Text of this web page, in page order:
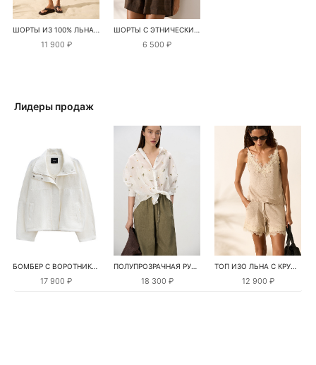
ШОРТЫ ИЗ 100% ЛЬНА С ВЫСОКОЙ ПОСАДКОЙ
11 900 ₽
ШОРТЫ С ЭТНИЧЕСКИМ ПРИНТОМ
6 500 ₽
Лидеры продаж
БОМБЕР С ВОРОТНИКОМ-СТОЙКОЙ
17 900 ₽
ПОЛУПРОЗРАЧНАЯ РУБАШКА С РОМАШКАМИ
18 300 ₽
ТОП ИЗО ЛЬНА С КРУЖЕВОМ
12 900 ₽